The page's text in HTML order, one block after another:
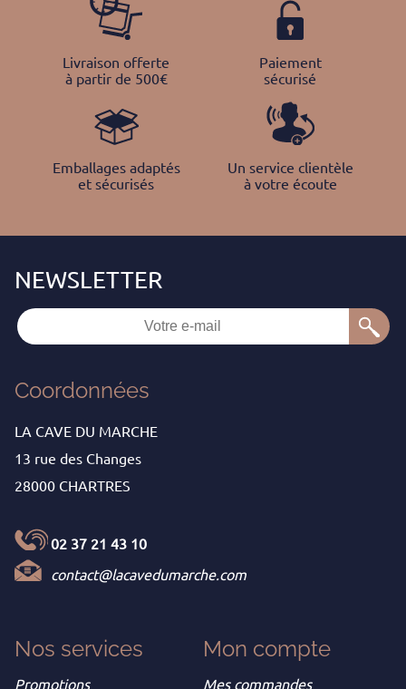
Livraison offerte
à partir de 500€
Paiement
sécurisé
Emballages adaptés
et sécurisés
Un service clientèle
à votre écoute
Coordonnées
LA CAVE DU MARCHE
13 rue des Changes
28000 CHARTRES
02 37 21 43 10
contact@lacavedumarche.com
Nos services
Promotions
Mon compte
Mes commandes